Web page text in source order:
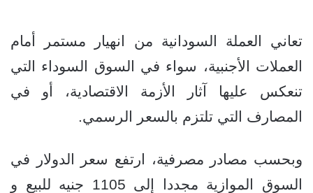
تعاني العملة السودانية من انهيار مستمر أمام
العملات الأجنبية، سواء في السوق السوداء التي
تنعكس عليها آثار الأزمة الاقتصادية، أو في
المصارف التي تلتزم بالسعر الرسمي.
وبحسب مصادر مصرفية، ارتفع سعر الدولار في
السوق الموازية مجددا إلى 1105 جنيه للبيع و